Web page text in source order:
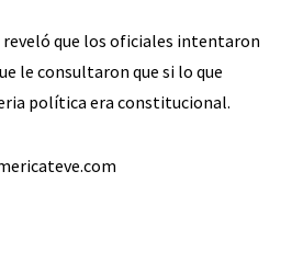
reveló que los oficiales intentaron
le consultaron que si lo que
política era constitucional.